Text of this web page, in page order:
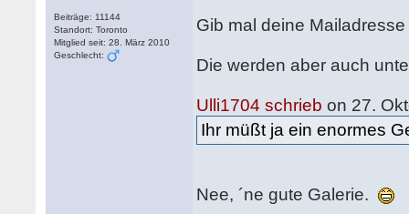
Beiträge: 11144
Standort: Toronto
Mitglied seit: 28. März 2010
Geschlecht:
Gib mal deine
Die werden aber auch
Ulli1704 schrieb on 27.
Ihr müßt ja ein enormes
Nee, ´ne gute Galerie.